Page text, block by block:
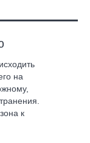
на
к